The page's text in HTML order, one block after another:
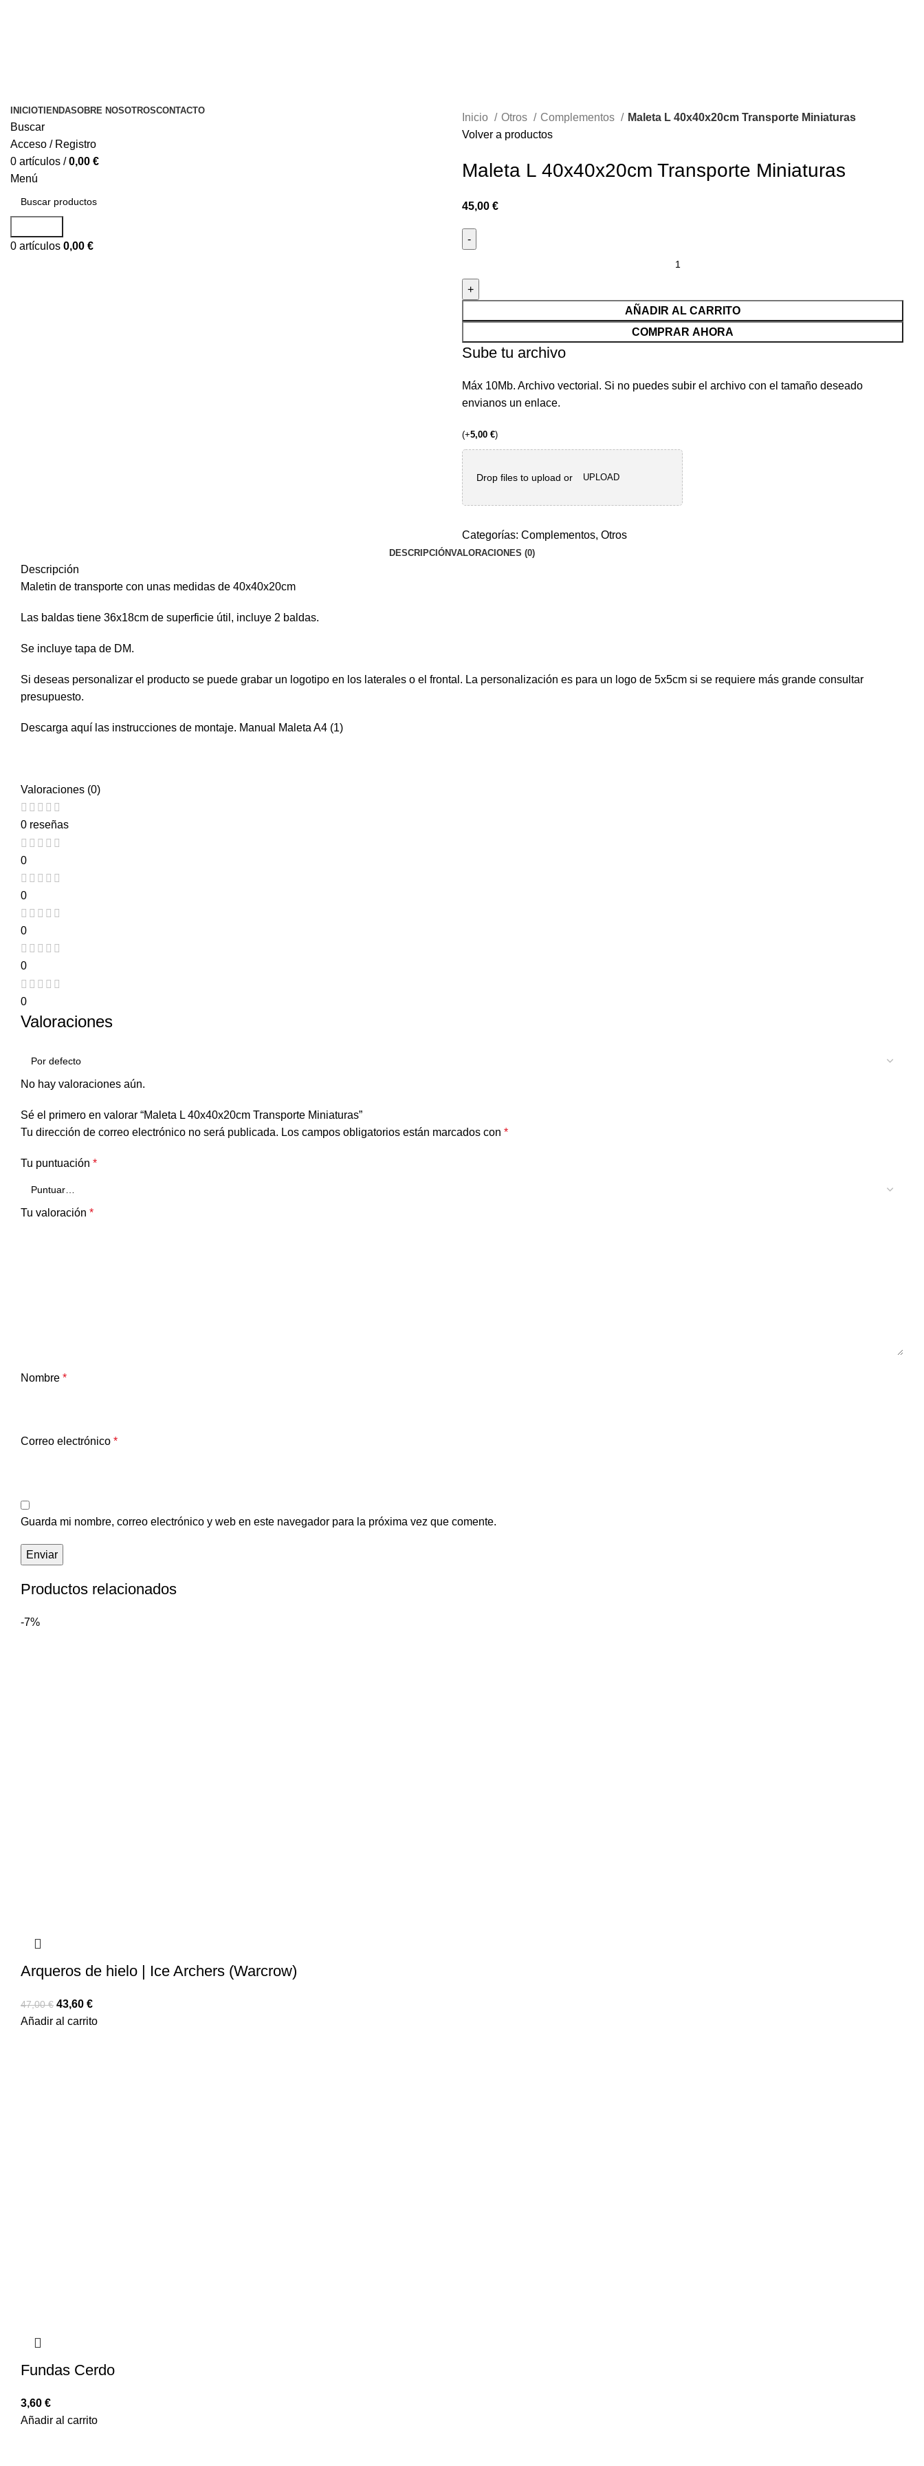
INICIOTIENDASOBRE NOSOTROSCONTACTO
Buscar
Acceso / Registro
0 artículos / 0,00 €
Menú
0 artículos 0,00 €
Inicio Otros Complementos
Maleta L 40x40x20cm Transporte Miniaturas
Volver a productos
Maleta L 40x40x20cm Transporte Miniaturas
45,00 €
AÑADIR AL CARRITO
COMPRAR AHORA
Sube tu archivo
Máx 10Mb. Archivo vectorial. Si no puedes subir el archivo con el tamaño deseado
envianos un enlace.
(+5,00 €)
Drop files to upload or UPLOAD
Categorías: Complementos, Otros
DESCRIPCIÓNVALORACIONES (0)
Descripción
Maletin de transporte con unas medidas de 40x40x20cm
Las baldas tiene 36x18cm de superficie útil, incluye 2 baldas.
Se incluye tapa de DM.
Si deseas personalizar el producto se puede grabar un logotipo en los laterales o el frontal. La personalización es para un logo de 5x5cm si se requiere más grande consultar
presupuesto.
Descarga aquí las instrucciones de montaje. Manual Maleta A4 (1)
Valoraciones (0)
0 reseñas
0
0
0
0
0
Valoraciones
No hay valoraciones aún.
Sé el primero en valorar “Maleta L 40x40x20cm Transporte Miniaturas”
Tu dirección de correo electrónico no será publicada. Los campos obligatorios están marcados con *
Tu puntuación *
Tu valoración *
Nombre *
Correo electrónico *
Guarda mi nombre, correo electrónico y web en este navegador para la próxima vez que comente.
Productos relacionados
-7%
Arqueros de hielo | Ice Archers (Warcrow)
47,00€ 43,60 €
Añadir al carrito
Fundas Cerdo
3,60 €
Añadir al carrito